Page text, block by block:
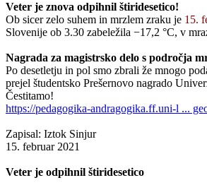
Veter je znova odpihnil štiridesetico!
Ob sicer zelo suhem in mrzlem zraku je 15.
Slovenije ob 3.30 zabeležila −17,2 °C, v
Nagrada za magistrsko delo s področja
Po desetletju in pol smo zbrali že mnogo
prejel študentsko Prešernovo nagrado
Čestitamo!
https://pedagogika-andragogika.ff.uni-l ...
Zapisal: Iztok Sinjur
15. februar 2021
Veter je odpihnil štiridesetico